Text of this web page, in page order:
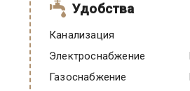
Удобства
Канализация
Электроснабжение
Газоснабжение